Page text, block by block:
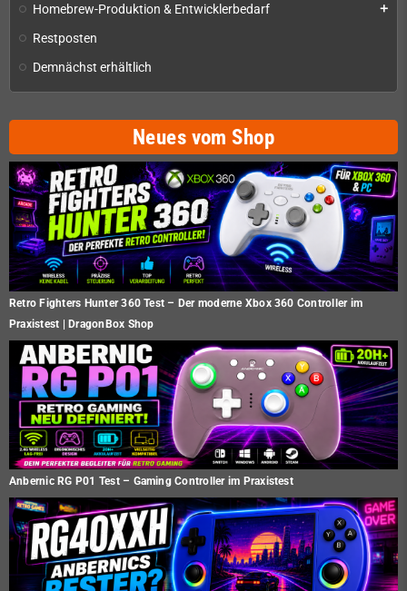
Homebrew-Produktion & Entwicklerbedarf add
Restposten
Demnächst erhältlich
Neues vom Shop
Retro Fighters Hunter 360 Test – Der moderne Xbox 360 Controller im
Praxistest | DragonBox Shop
Anbernic RG P01 Test – Gaming Controller im Praxistest